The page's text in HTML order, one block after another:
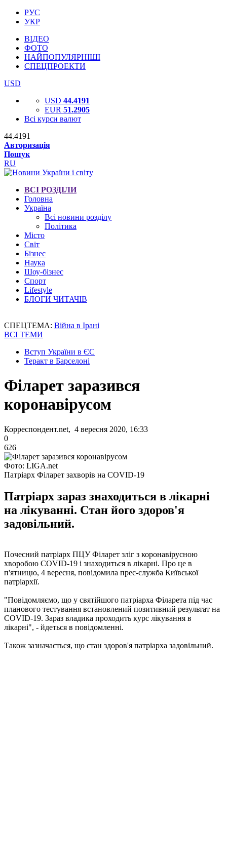
РУС
УКР
ВІДЕО
ФОТО
НАЙПОПУЛЯРНІШІ
СПЕЦПРОЕКТИ
USD
USD 44.4191
EUR 51.2905
Всі курси валют
44.4191
Авторизація
Пошук
RU
ВСІ РОЗДІЛИ
Головна
Україна
Всі новини розділу
Політика
Місто
Світ
Бізнес
Наука
Шоу-бізнес
Спорт
Lifestyle
БЛОГИ ЧИТАЧІВ
СПЕЦТЕМА: Війна в Ірані
ВСІ ТЕМИ
Вступ України в ЄС
Теракт в Барселоні
Філарет заразився
коронавірусом
Корреспондент.net, 4 вересня 2020, 16:33
0
626
Фото: LIGA.net
Патріарх Філарет захворів на COVID-19
Патріарх зараз знаходиться в лікарні
на лікуванні. Стан його здоров'я
задовільний.
Почесний патріарх ПЦУ Філарет зліг з коронавірусною
хворобою COVID-19 і знаходиться в лікарні. Про це в
п'ятницю, 4 вересня, повідомила прес-служба Київської
патріархії.
"Повідомляємо, що у святійшого патріарха Філарета під час
планового тестування встановлений позитивний результат на
COVID-19. Зараз владика проходить курс лікування в
лікарні", - йдеться в повідомленні.
Також зазначається, що стан здоров'я патріарха задовільний.